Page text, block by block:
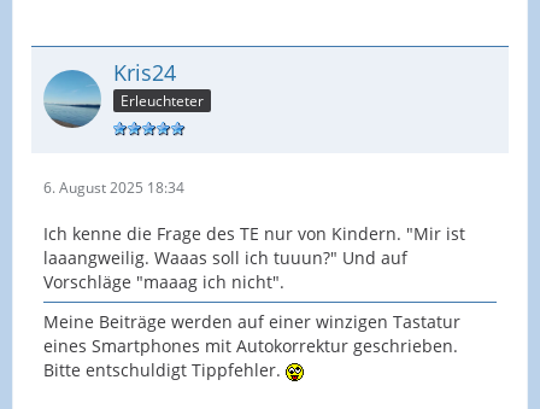
Kris24
Erleuchteter
6. August 2025 18:34
Ich kenne die Frage des TE nur von Kindern. "Mir ist
laaangweilig. Waaas soll ich tuuun?" Und auf
Vorschläge "maaag ich nicht".
Meine Beiträge werden auf einer winzigen Tastatur
eines Smartphones mit Autokorrektur geschrieben.
Bitte entschuldigt Tippfehler.